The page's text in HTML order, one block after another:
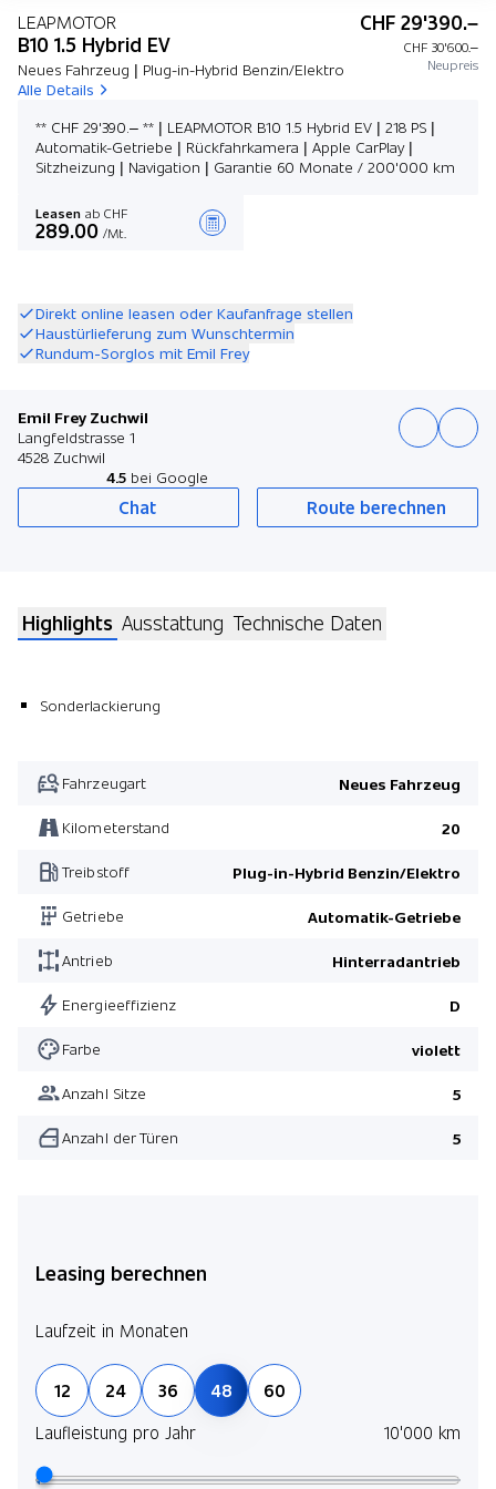
LEAPMOTOR
B10 1.5 Hybrid EV
Neues Fahrzeug | Plug-in-Hybrid Benzin/Elektro
Alle Details
CHF 29'390.–
CHF 30'600.–
Neupreis
** CHF 29'390.– ** | LEAPMOTOR B10 1.5 Hybrid EV | 218 PS |
Automatik-Getriebe | Rückfahrkamera | Apple CarPlay |
Sitzheizung | Navigation | Garantie 60 Monate / 200'000 km
Leasen ab CHF
289.00 /Mt.
Direkt online leasen oder Kaufanfrage stellen
Haustürlieferung zum Wunschtermin
Rundum-Sorglos mit Emil Frey
Emil Frey Zuchwil
Langfeldstrasse 1
4528 Zuchwil
4.5 bei Google
Chat Route berechnen
Highlights Ausstattung Technische Daten
Sonderlackierung
Fahrzeugart Neues Fahrzeug
Kilometerstand 20
Treibstoff Plug-in-Hybrid Benzin/Elektro
Getriebe Automatik-Getriebe
Antrieb Hinterradantrieb
Energieeffizienz D
Farbe violett
Anzahl Sitze 5
Anzahl der Türen 5
Leasing berechnen
Laufzeit in Monaten
12 24 36 48
60
Laufleistung pro Jahr
10'000 km